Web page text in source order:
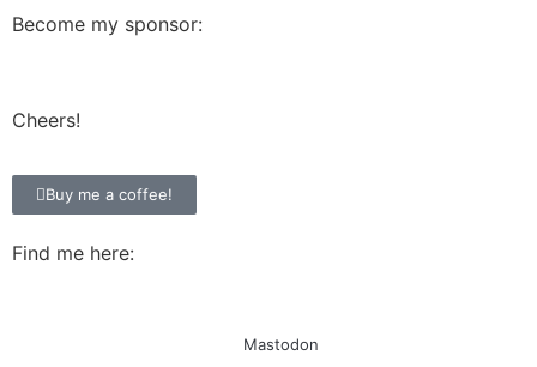
Become my sponsor:
Cheers!
Buy me a coffee!
Find me here:
Mastodon